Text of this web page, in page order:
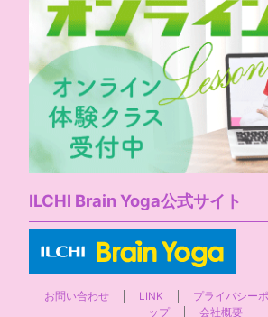
ILCHI Brain Yoga公式サイト
お問い合わせ LINK プライバシー
ップ
会社概要